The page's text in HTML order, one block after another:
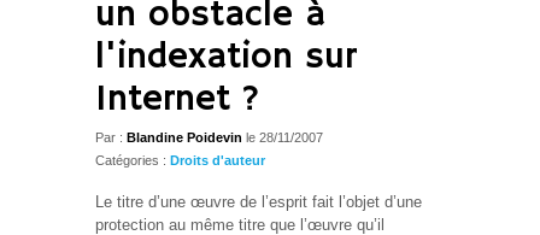
un obstacle à
l'indexation sur
Internet ?
Par : Blandine Poidevin le 28/11/2007
Catégories : Droits d'auteur
Le titre d’une œuvre de l’esprit fait l’objet d’une
protection au même titre que l’œuvre qu’il